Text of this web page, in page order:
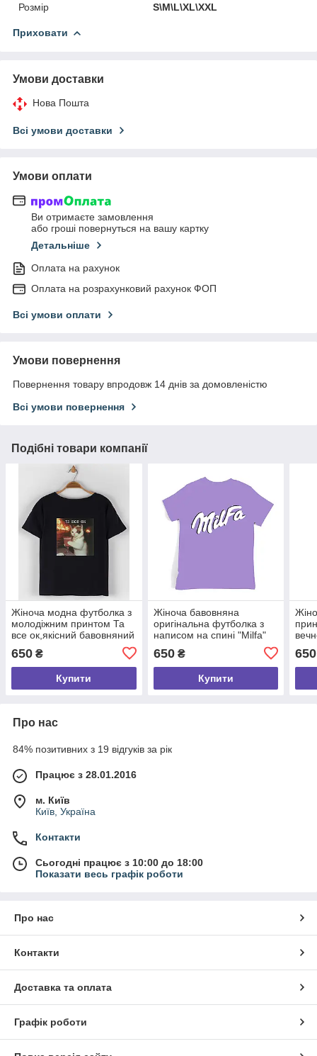
Розмір
S\M\L\XL\XXL
Приховати
Умови доставки
Нова Пошта
Всі умови доставки
Умови оплати
Ви отримаєте замовлення
або гроші повернуться на вашу картку
Детальніше
Оплата на рахунок
Оплата на розрахунковий рахунок ФОП
Всі умови оплати
Умови повернення
Повернення товару впродовж 14 днів за домовленістю
Всі умови повернення
Подібні товари компанії
Жіноча модна футболка з
молодіжним принтом Та
все ок,якісний бавовняний
650 ₴
Купити
Жіноча бавовняна
оригінальна футболка з
написом на спині "Milfa"
(Мілфа), 100% бавовна,
розмір S
650₴
Купити
650
Про нас
84% позитивних з 19 відгуків за рік
Працює з 28.01.2016
м. Київ
Київ, Україна
Контакти
Сьогодні працює з 10:00 до 18:00
Показати весь графік роботи
Про нас
Контакти
Доставка та оплата
Графік роботи